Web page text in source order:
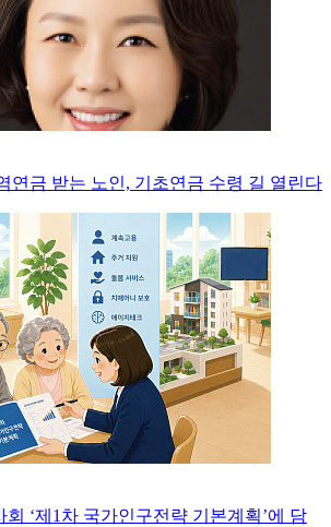
연금 받는 노인, 기초연금 수령 길 열린다
회 ‘제1차 국가인구전략 기본계획’에 담